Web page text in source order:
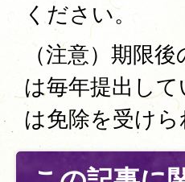
ください。
（注意）期限
は毎年提出し
は免除を受けら